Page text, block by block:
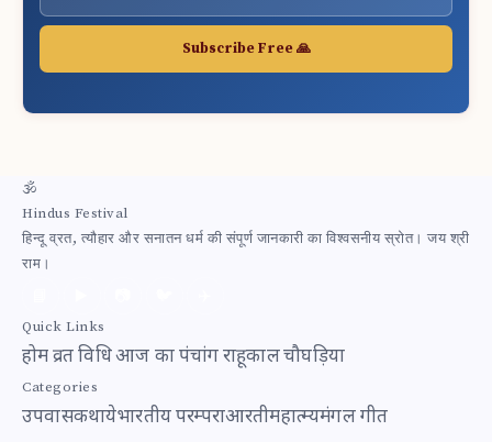
Subscribe Free 🙏
🕉
Hindus Festival
हिन्दू व्रत, त्यौहार और सनातन धर्म की संपूर्ण जानकारी का विश्वसनीय स्रोत। जय श्री
राम।
Quick Links
होमव्रत विधिआज का पंचांगराहूकालचौघड़िया
Categories
उपवासकथायेभारतीय परम्पराआरतीमहात्म्यमंगल गीत